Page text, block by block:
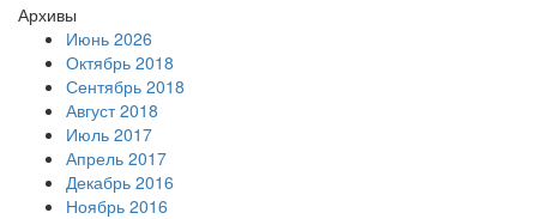
Архивы
Июнь 2026
Октябрь 2018
Сентябрь 2018
Август 2018
Июль 2017
Апрель 2017
Декабрь 2016
Ноябрь 2016